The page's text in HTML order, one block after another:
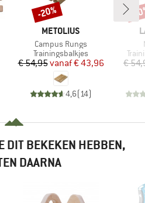
prijs
MERK
METOLIUS
Artikel
Campus Rungs
Productgroep
Trainingsbalkjes
Prijs
€ 54,95 Verlaagde prijs
vanaf€ 43,96
4,6( 14)
Korting
-20%
€
-
DIT BEKEKEN HEBBEN,
DAARNA